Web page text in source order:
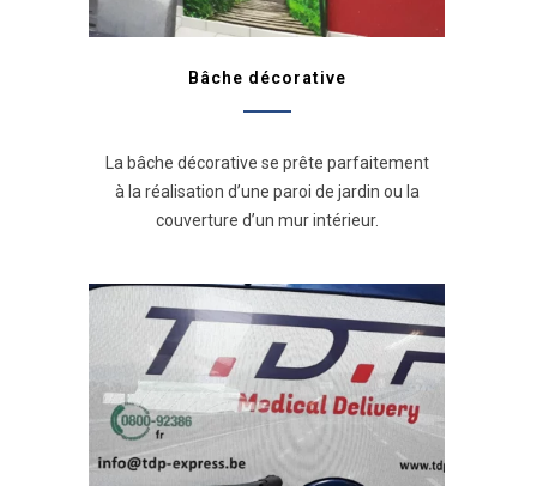
Bâche décorative
La bâche décorative se prête parfaitement
à la réalisation d’une paroi de jardin ou la
couverture d’un mur intérieur.